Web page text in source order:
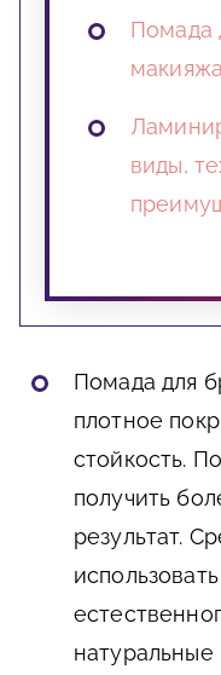
Помада
макияжа
виды,
Помада для
плотное
стойкость.
получить
результат.